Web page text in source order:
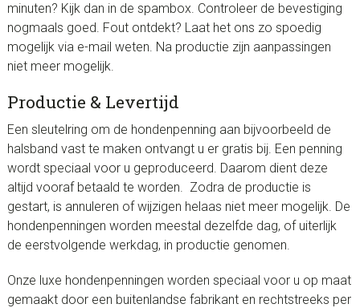
minuten? Kijk dan in de spambox. Controleer de bevestiging
nogmaals goed. Fout ontdekt? Laat het ons zo spoedig
mogelijk via e-mail weten. Na productie zijn aanpassingen
niet meer mogelijk.
Productie & Levertijd
Een sleutelring om de hondenpenning aan bijvoorbeeld de
halsband vast te maken ontvangt u er gratis bij. Een penning
wordt speciaal voor u geproduceerd. Daarom dient deze
altijd vooraf betaald te worden. Zodra de productie is
gestart, is annuleren of wijzigen helaas niet meer mogelijk. De
hondenpenningen worden meestal dezelfde dag, of uiterlijk
de eerstvolgende werkdag, in productie genomen.
Onze luxe hondenpenningen worden speciaal voor u op maat
gemaakt door een buitenlandse fabrikant en rechtstreeks per